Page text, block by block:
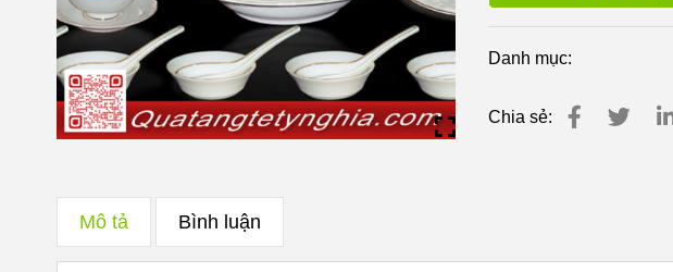
Danh mục:
Chia sẻ:
Mô tả Bình luận